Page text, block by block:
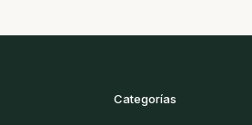
Categorías